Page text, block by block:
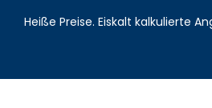
Heiße Preise. Eiskalt kalkulierte